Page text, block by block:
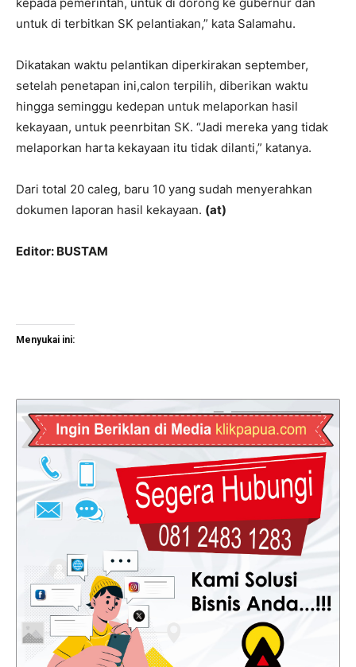
untuk di terbitkan SK pelantiakan,” kata Salamahu.
Dikatakan waktu pelantikan diperkirakan september,
setelah penetapan ini,calon terpilih, diberikan waktu
hingga seminggu kedepan untuk melaporkan hasil
kekayaan, untuk peenrbitan SK. “Jadi mereka yang tidak
melaporkan harta kekayaan itu tidak dilanti,” katanya.
Dari total 20 caleg, baru 10 yang sudah menyerahkan
dokumen laporan hasil kekayaan. (at)
Editor: BUSTAM
Menyukai ini: